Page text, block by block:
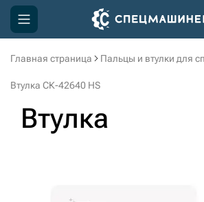
Главная страница Пальцы и втулки для
Втулка СК-42640 HS
Втулка
Компания
Доставка и оплата